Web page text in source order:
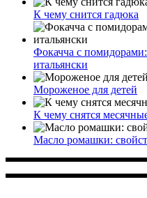
К чему снится гадюка
Фокачча с
итальянски
Мороженое для детей
К чему снятся
Масло ромашки: